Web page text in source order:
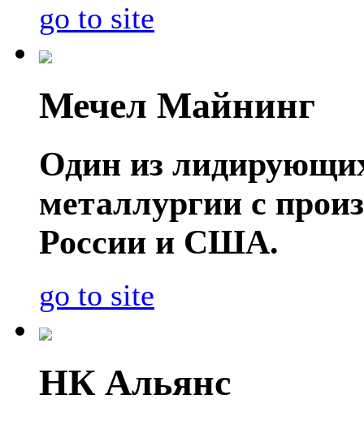
go to site
Мечел Майнинг
Один из
металлургии с
России и США.
go to site
НК Альянс